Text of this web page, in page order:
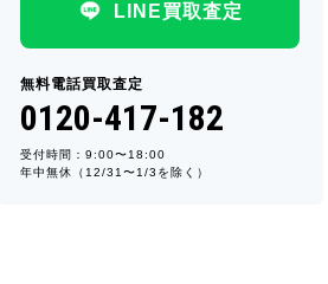
LINE買取査定
無料電話買取査定
0120-417-182
受付時間：9:00〜18:00
年中無休（12/31〜1/3を除く）